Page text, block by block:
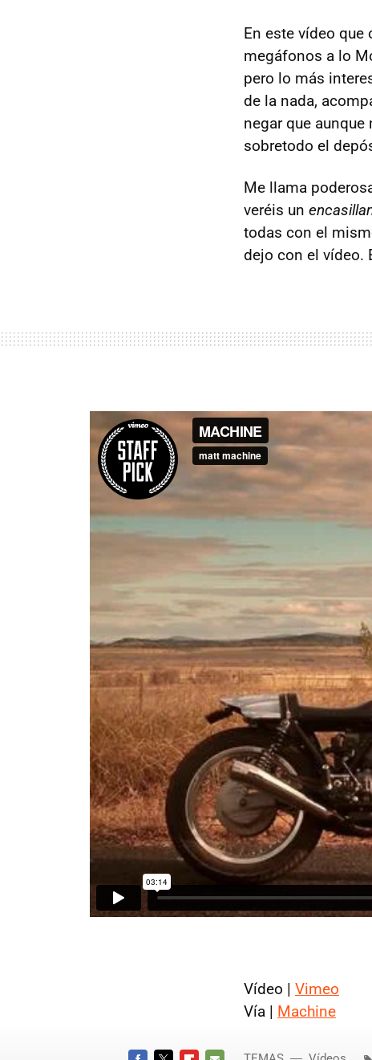
En este vídeo
megáfonos a lo
pero lo más
de la nada,
negar que
sobretodo el
Me llama
veréis un
todas con el
dejo con el vídeo.
Vídeo | Vimeo
Vía | Machine